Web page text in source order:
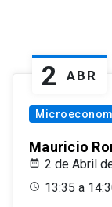
2 ABR
Mauricio
2 de Abril
13:35 a